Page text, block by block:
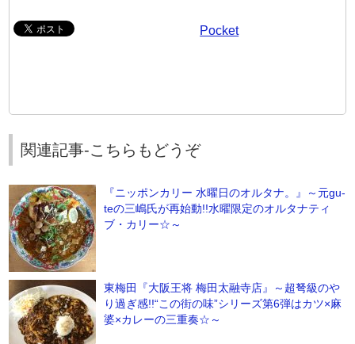
Pocket
関連記事-こちらもどうぞ
『ニッポンカリー 水曜日のオルタナ。』～元gu-
teの三嶋氏が再始動!!水曜限定のオルタナティ
ブ・カリー☆～
東梅田『大阪王将 梅田太融寺店』～超弩級のや
り過ぎ感!!“この街の味”シリーズ第6弾はカツ×麻
婆×カレーの三重奏☆～